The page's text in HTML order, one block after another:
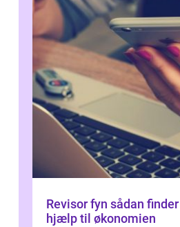
Revisor fyn sådan finder du den rigtige
hjælp til økonomien